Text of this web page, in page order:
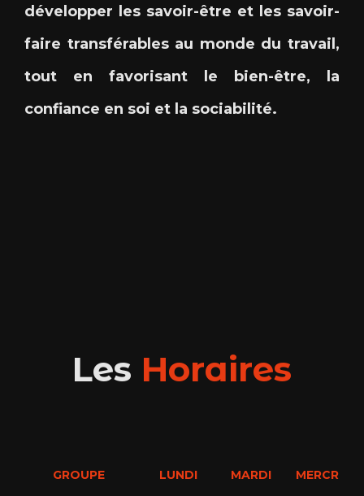
développer les savoir-être et les savoir-
faire transférables au monde du travail,
tout en favorisant le bien-être, la
confiance en soi et la sociabilité.
Les Horaires
GROUPE LUNDI MARDI MERCREDI